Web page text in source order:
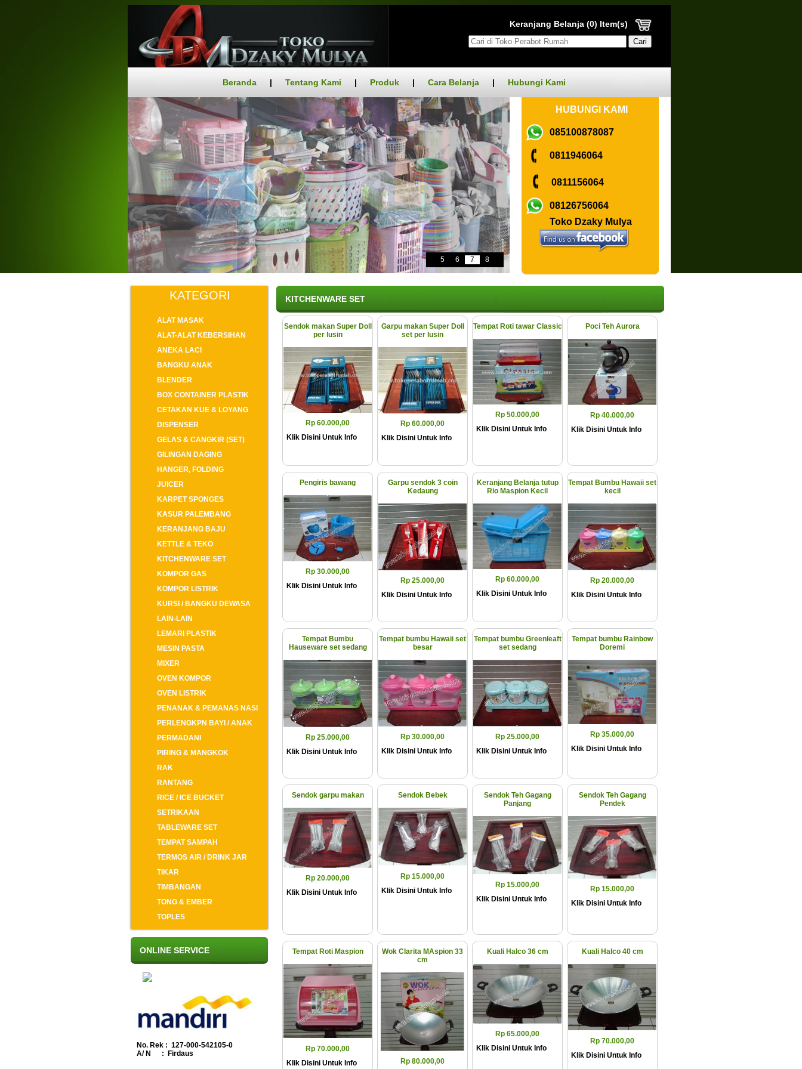
Keranjang Belanja (0) Item(s)
Beranda | Tentang Kami | Produk | Cara Belanja | Hubungi Kami
5 6 7 8
HUBUNGI KAMI
085100878087
0811946064
0811156064
08126756064
Toko Dzaky Mulya
KATEGORI
ALAT MASAK
ALAT-ALAT KEBERSIHAN
ANEKA LACI
BANGKU ANAK
BLENDER
BOX CONTAINER PLASTIK
CETAKAN KUE & LOYANG
DISPENSER
GELAS & CANGKIR (SET)
GILINGAN DAGING
HANGER, FOLDING
JUICER
KARPET SPONGES
KASUR PALEMBANG
KERANJANG BAJU
KETTLE & TEKO
KITCHENWARE SET
KOMPOR GAS
KOMPOR LISTRIK
KURSI / BANGKU DEWASA
LAIN-LAIN
LEMARI PLASTIK
MESIN PASTA
MIXER
OVEN KOMPOR
OVEN LISTRIK
PENANAK & PEMANAS NASI
PERLENGKPN BAYI / ANAK
PERMADANI
PIRING & MANGKOK
RAK
RANTANG
RICE / ICE BUCKET
SETRIKAAN
TABLEWARE SET
TEMPAT SAMPAH
TERMOS AIR / DRINK JAR
TIKAR
TIMBANGAN
TONG & EMBER
TOPLES
ONLINE SERVICE
No. Rek : 127-000-542105-0
A/ N : Firdaus
KITCHENWARE SET
Sendok makan Super Doll
per lusin
Rp 60.000,00
Klik Disini Untuk Info
Garpu makan Super Doll
set per lusin
Rp 60.000,00
Klik Disini Untuk Info
Tempat Roti tawar Classic
Rp 50.000,00
Klik Disini Untuk Info
Poci Teh Aurora
Rp 40.000,00
Klik Disini Untuk Info
Pengiris bawang
Rp 30.000,00
Klik Disini Untuk Info
Garpu sendok 3 coin
Kedaung
Rp 25.000,00
Klik Disini Untuk Info
Keranjang Belanja tutup
Rio Maspion Kecil
Rp 60.000,00
Klik Disini Untuk Info
Tempat Bumbu Hawaii set
kecil
Rp 20.000,00
Klik Disini Untuk Info
Tempat Bumbu
Hauseware set sedang
Rp 25.000,00
Klik Disini Untuk Info
Tempat bumbu Hawaii set
besar
Rp 30.000,00
Klik Disini Untuk Info
Tempat bumbu Greenleaft
set sedang
Rp 25.000,00
Klik Disini Untuk Info
Tempat bumbu Rainbow
Doremi
Rp 35.000,00
Klik Disini Untuk Info
Sendok garpu makan
Rp 20.000,00
Klik Disini Untuk Info
Sendok Bebek
Rp 15.000,00
Klik Disini Untuk Info
Sendok Teh Gagang
Panjang
Rp 15.000,00
Klik Disini Untuk Info
Sendok Teh Gagang
Pendek
Rp 15.000,00
Klik Disini Untuk Info
Tempat Roti Maspion
Rp 70.000,00
Klik Disini Untuk Info
Wok Clarita MAspion 33
cm
Rp 80.000,00
Kuali Halco 36 cm
Rp 65.000,00
Klik Disini Untuk Info
Kuali Halco 40 cm
Rp 70.000,00
Klik Disini Untuk Info